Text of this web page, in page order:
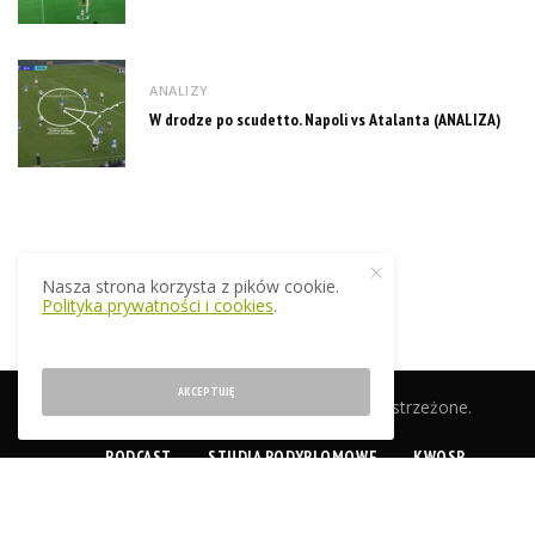
ANALIZY
W drodze po scudetto. Napoli vs Atalanta (ANALIZA)
© 2019 EkstraTrener.pl. Wszelkie prawa zastrzeżone.
PODCAST STUDIA PODYPLOMOWE KWOSP
Nasza strona korzysta z pików cookie.
Polityka prywatności i cookies.
AKCEPTUJĘ